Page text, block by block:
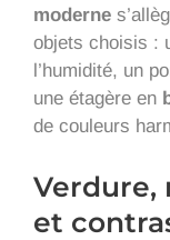
moderne
objets choisis :
l’humidité, un
une étagère en
de couleurs
Verdure,
et